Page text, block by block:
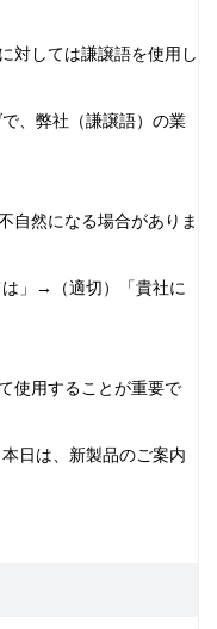
対しては謙譲語を使用し
、弊社（謙譲語）の業
自然になる場合がありま
」→（適切）「貴社に
使用することが重要で
日は、新製品のご案内